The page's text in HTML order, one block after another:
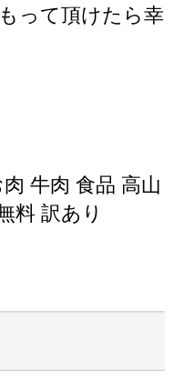
って頂けたら幸
牛肉 食品 高山
料 訳あり